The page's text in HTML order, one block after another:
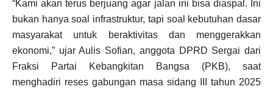
“Kami akan terus berjuang agar jalan ini bisa diaspal. Ini
bukan hanya soal infrastruktur, tapi soal kebutuhan dasar
masyarakat untuk beraktivitas dan menggerakkan
ekonomi,” ujar Aulis Sofian, anggota DPRD Sergai dari
Fraksi Partai Kebangkitan Bangsa (PKB), saat
menghadiri reses gabungan masa sidang III tahun 2025